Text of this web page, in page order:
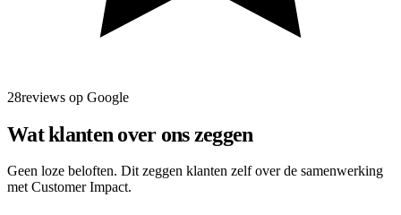
28reviews op Google
Wat klanten over ons zeggen
Geen loze beloften. Dit zeggen klanten zelf over de samenwerking
met Customer Impact.